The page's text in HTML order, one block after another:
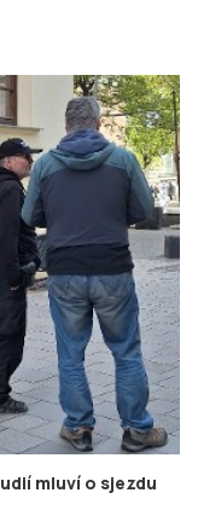
mluví o sjezdu